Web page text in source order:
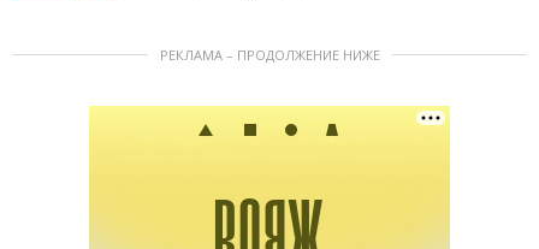
РЕКЛАМА – ПРОДОЛЖЕНИЕ НИЖЕ